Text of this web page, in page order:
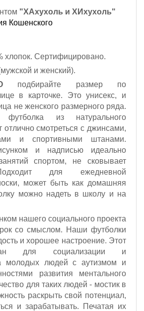
"ХАхухоль и ХИхухоль"
Кошенского
хлопок. Сертифицировано.
и женский).
подбирайте размер по
в карточке. Это унисекс, и
не женского размерного ряда.
футболка из натурального
отлично смотреться с джинсами,
и спортивными штанами.
и надписью идеально
спортом, не сковывает
для ежедневной
может быть как домашняя
можно надеть в школу и на
нашего социального проекта
со смыслом. Наши футболки
и хорошее настроение. Этот
для социализации и
молодых людей с аутизмом и
развития ментального
для таких людей - мостик в
раскрыть свой потенциал,
и зарабатывать. Печатая их